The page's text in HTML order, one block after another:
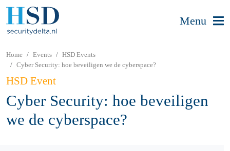
Menu
Home Events
HSD Events
Cyber Security: hoe beveiligen we de cyberspace?
HSD Event
Cyber Security: hoe beveiligen
we de cyberspace?